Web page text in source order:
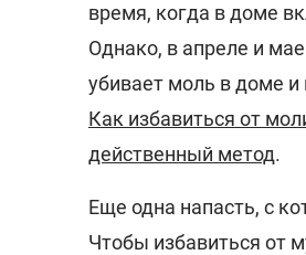
время, когда в доме
Однако, в апреле и
убивает моль в доме и
Как избавиться от
действенный метод.
Еще одна напасть, с
Чтобы избавиться от